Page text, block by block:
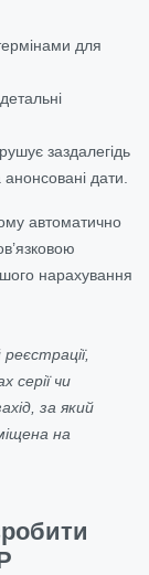
для
заздалегідь
анонсовані дати.
автоматично
нарахування
серії чи
за який
на